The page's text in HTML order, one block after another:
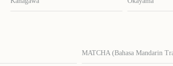
MATCHA (Bahasa Mandarin